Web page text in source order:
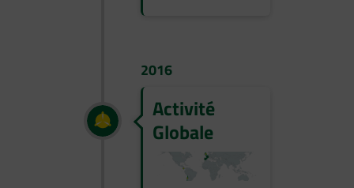
2016
Activité
Globale